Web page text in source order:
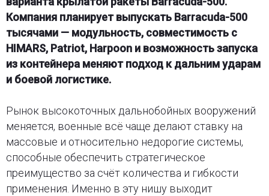
Компания планирует выпускать Barracuda-500
тысячами — модульность, совместимость с
HIMARS, Patriot, Harpoon и возможность запуска
из контейнера меняют подход к дальним ударам
и боевой логистике.
Рынок высокоточных дальнобойных вооружений
меняется, военные всё чаще делают ставку на
массовые и относительно недорогие системы,
способные обеспечить стратегическое
преимущество за счёт количества и гибкости
применения. Именно в эту нишу выходит